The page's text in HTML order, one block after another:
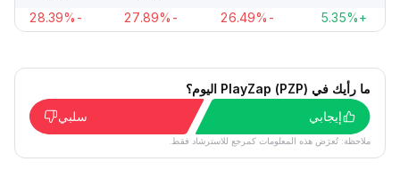
+5.35%
-26.49%
-27.89%
-28.39%
ما رأيك في PlayZap (PZP) اليوم؟
إيجابي
سلبي
ملاحظة: تُعرَض هذه المعلومات كمرجع للاسترشاد فقط.